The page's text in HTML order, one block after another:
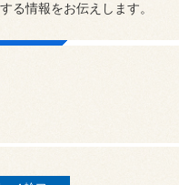
る情報をお伝えします。